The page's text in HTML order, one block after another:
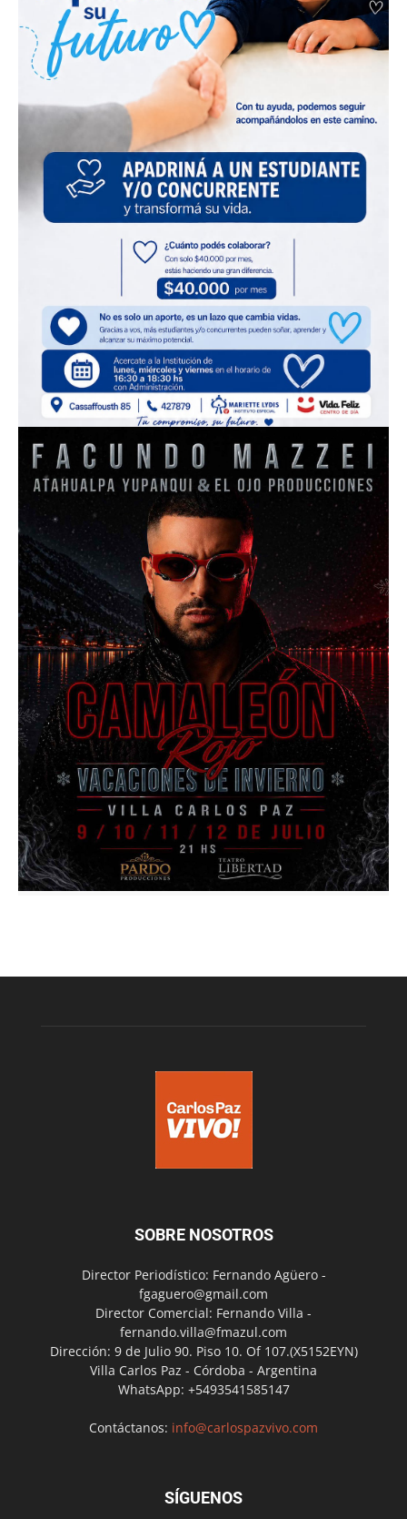
SOBRE NOSOTROS
Director Periodístico: Fernando Agüero -
fgaguero@gmail.com
Director Comercial: Fernando Villa -
fernando.villa@fmazul.com
Dirección: 9 de Julio 90. Piso 10. Of 107.(X5152EYN)
Villa Carlos Paz - Córdoba - Argentina
WhatsApp: +5493541585147
Contáctanos: info@carlospazvivo.com
SÍGUENOS